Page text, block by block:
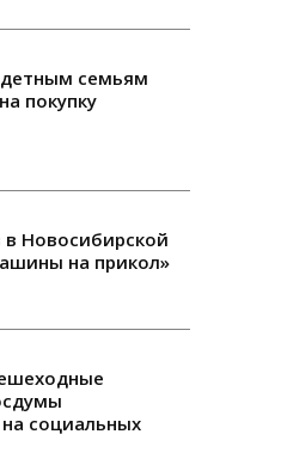
семьям
покупку
в Новосибирской
на прикол»
социальных